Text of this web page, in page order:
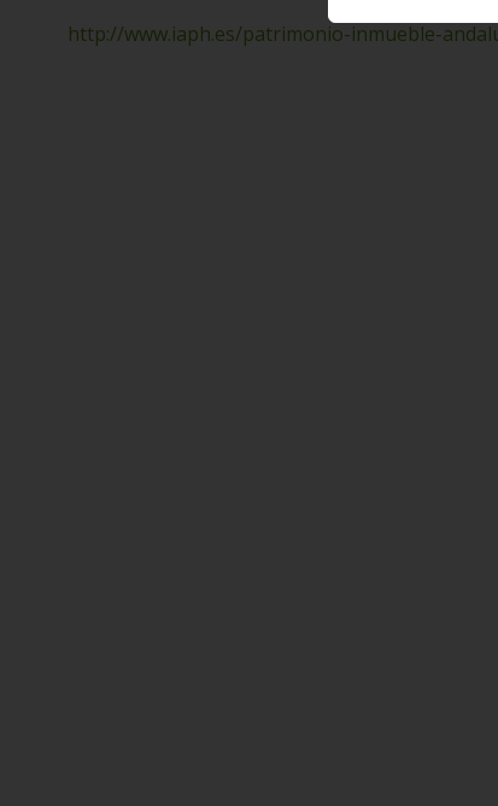
http://www.iaph.es/patrimonio-inmueble-